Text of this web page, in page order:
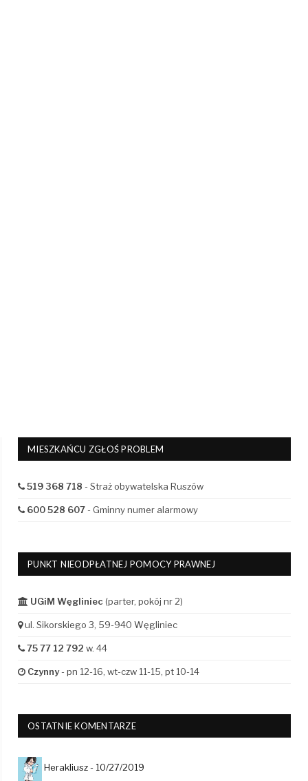
MIESZKAŃCU ZGŁOŚ PROBLEM
519 368 718 - Straż obywatelska Ruszów
600 528 607- Gminny numer alarmowy
PUNKT NIEODPŁATNEJ POMOCY PRAWNEJ
UGiM Węgliniec (parter, pokój nr 2)
ul. Sikorskiego 3, 59-940 Węgliniec
75 77 12 792 w. 44
Czynny- pn 12-16, wt-czw 11-15, pt 10-14
OSTATNIE KOMENTARZE
Herakliusz - 10/27/2019